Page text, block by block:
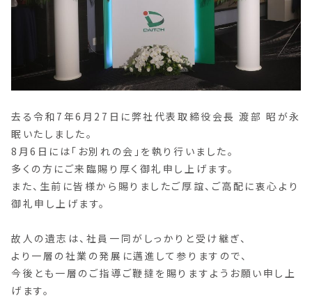
去る令和7年6月27日に弊社代表取締役会長 渡部 昭が永
眠いたしました。
8月6日には「お別れの会」を執り行いました。
多くの方にご来臨賜り厚く御礼申し上げます。
また、生前に皆様から賜りましたご厚誼、ご高配に衷心より
御礼申し上げます。
故人の遺志は、社員一同がしっかりと受け継ぎ、
より一層の社業の発展に邁進して参りますので、
今後とも一層のご指導ご鞭撻を賜りますようお願い申し上
げます。